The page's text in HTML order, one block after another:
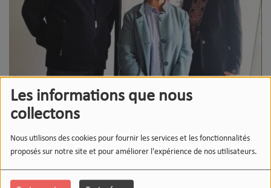
Les informations que nous
collectons
Nous utilisons des cookies pour fournir les services et les fonctionnalités
proposés sur notre site et pour améliorer l'expérience de nos utilisateurs.